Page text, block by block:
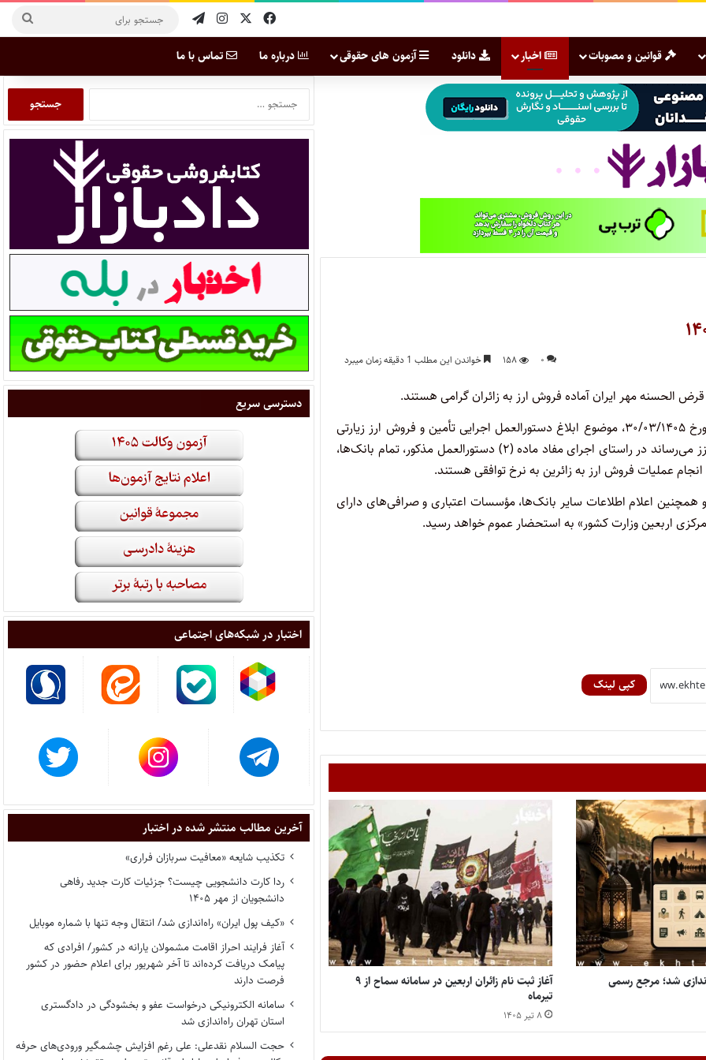
قوانین و مصوبات اخبار دانلود آزمون های حقوقی درباره ما تماس با ما
۰ ۱۵۸ خواندن این مطلب 1 دقیقه زمان میبرد
الحسنه مهر ایران آماده فروش ارز به زائران گرامی هستند.
به گزارش اختبار به نقل از روابط عمومی بانک مرکزی، پیرو اطلاعیه مورخ ۳۰/۰۳/۱۴۰۵، موضوع ابلاغ دستورالعمل‌ اجرایی تأمین و فروش ارز زیارتی
اربعین حسینی در سال جاری به استحضار تمام متقاضیان و زائران معزز می‌رساند در راستای اجرای مفاد ماده (۲) دستورالعمل مذکور، تمام بانک‌ها،
عملیات فروش ارز به زائرین به نرخ توافقی هستند.
همچنین اعلام اطلاعات سایر بانک‌ها، مؤسسات اعتباری و صرافی‌های دارای
اربعین وزارت کشور» به استحضار عموم خواهد رسید.
کپی لینک
شد؛ مرجع رسمی
آغاز ثبت نام زائران اربعین در سامانه سماح از ۹
تیرماه
۸ تیر ۱۴۰۵
دسترسی سریع
اختبار در شبکه‌های اجتماعی
آخرین مطالب منتشر شده در اختبار
تکذیب شایعه «معافیت سربازان فراری»
ردا کارت دانشجویی چیست؟ جزئیات کارت جدید رفاهی
دانشجویان از مهر ۱۴۰۵
«کیف پول ایران» راه‌اندازی شد/ انتقال وجه تنها با شماره موبایل
آغاز فرایند احراز اقامت مشمولان یارانه در کشور/ افرادی که
پیامک دریافت کرده‌اند تا آخر شهریور برای اعلام حضور در کشور
فرصت دارند
سامانه الکترونیکی درخواست عفو و بخشودگی در دادگستری
استان تهران راه‌اندازی شد
حجت السلام نقدعلی: علی رغم افزایش چشمگیر ورودی‌های حرفه